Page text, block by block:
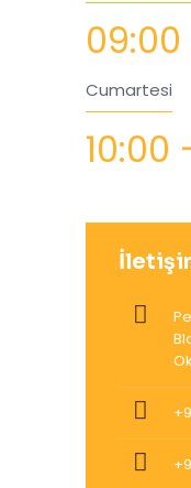
09:00
Cumartesi
10:00